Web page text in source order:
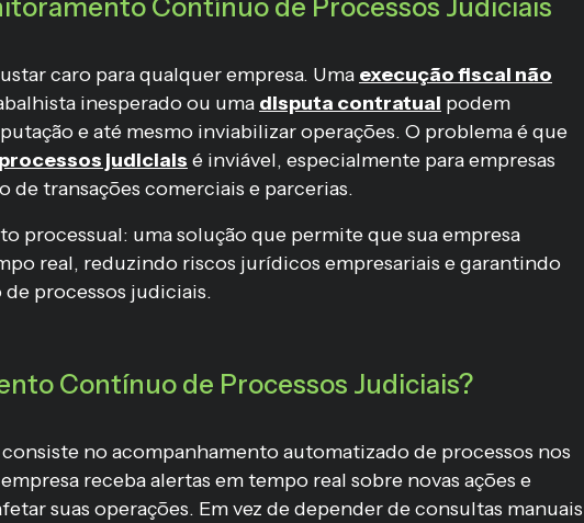
Contínuo de Processos Judiciais
caro para qualquer empresa. Uma execução fiscal não
inesperado ou uma disputa contratual podem
e até mesmo inviabilizar operações. O problema é que
judiciais é inviável, especialmente para empresas
transações comerciais e parcerias.
processual: uma solução que permite que sua empresa
real, reduzindo riscos jurídicos empresariais e garantindo
processos judiciais.
Contínuo de Processos Judiciais?
no acompanhamento automatizado de processos nos
receba alertas em tempo real sobre novas ações e
suas operações. Em vez de depender de consultas manuais